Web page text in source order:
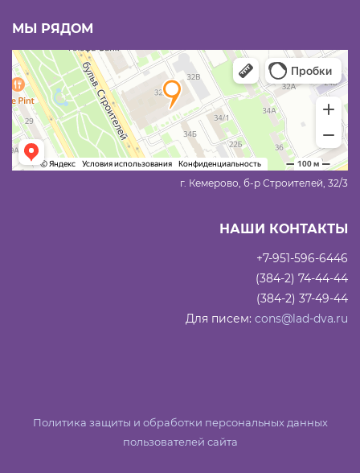
МЫ РЯДОМ
г. Кемерово, б-р Строителей, 32/3
НАШИ КОНТАКТЫ
+7-951-596-6446
(384-2) 74-44-44
(384-2) 37-49-44
Для писем: cons@lad-dva.ru
Политика защиты и обработки персональных данных
пользователей сайта